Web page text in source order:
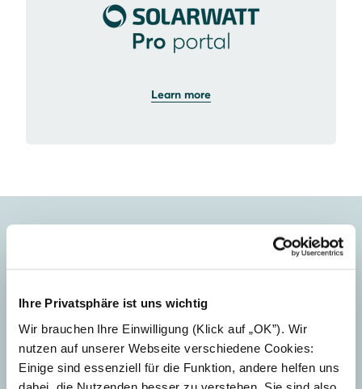
Ihre Privatsphäre ist uns wichtig
Wir brauchen Ihre Einwilligung (Klick auf „OK”). Wir
nutzen auf unserer Webseite verschiedene Cookies:
Einige sind essenziell für die Funktion, andere helfen uns
Learn more